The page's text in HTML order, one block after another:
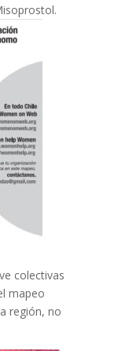
colectivas
mapeo
región, no